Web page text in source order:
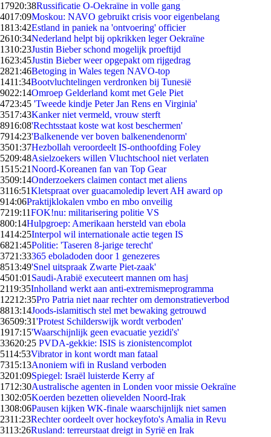
17920:38Russificatie O-Oekraïne in volle gang
4017:09Moskou: NAVO gebruikt crisis voor eigenbelang
1813:42Estland in paniek na 'ontvoering' officier
2610:34Nederland helpt bij opkrikken leger Oekraïne
1310:23Justin Bieber schond mogelijk proeftijd
1623:45Justin Bieber weer opgepakt om rijgedrag
2821:46Betoging in Wales tegen NAVO-top
1411:34Bootvluchtelingen verdronken bij Tunesië
9022:14Omroep Gelderland komt met Gele Piet
4723:45 'Tweede kindje Peter Jan Rens en Virginia'
3517:43Kanker niet vermeld, vrouw sterft
8916:08'Rechtsstaat koste wat kost beschermen'
7914:23'Balkenende ver boven balkenendenorm'
3501:37Hezbollah veroordeelt IS-onthoofding Foley
5209:48Asielzoekers willen Vluchtschool niet verlaten
1515:21Noord-Koreanen fan van Top Gear
3509:14Onderzoekers claimen contact met aliens
3116:51Kletspraat over guacamoledip levert AH award op
914:06Praktijklokalen vmbo en mbo onveilig
7219:11FOK!nu: militarisering politie VS
800:14Hulpgroep: Amerikaan hersteld van ebola
1414:25Interpol wil internationale actie tegen IS
6821:45Politie: 'Taseren 8-jarige terecht'
3721:33365 eboladoden door 1 genezeres
8513:49'Snel uitspraak Zwarte Piet-zaak'
4501:01 Saudi-Arabië executeert mannen om hasj
2119:35Inholland werkt aan anti-extremismeprogramma
12212:35Pro Patria niet naar rechter om demonstratieverbod
8813:14Joods-islamitisch stel met bewaking getrouwd
36509:31'Protest Schilderswijk wordt verboden'
1917:15'Waarschijnlijk geen evacuatie yezidi's'
33620:25 PVDA-gekkie: ISIS is zionistencomplot
5114:53Vibrator in kont wordt man fataal
7315:13Anoniem wifi in Rusland verboden
3201:09Spiegel: Israël luisterde Kerry af
1712:30Australische agenten in Londen voor missie Oekraïne
1302:05Koerden bezetten olievelden Noord-Irak
1308:06Pausen kijken WK-finale waarschijnlijk niet samen
2311:23Rechter oordeelt over hockeyfoto's Amalia in Revu
3113:26Rusland: terreurstaat dreigt in Syrië en Irak